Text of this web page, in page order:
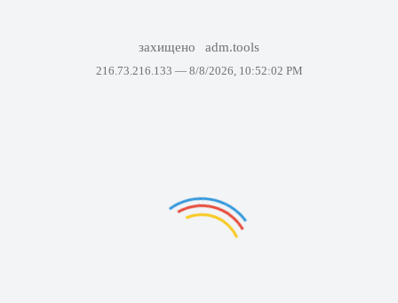
захищено adm.tools
216.73.216.133 — 8/8/2026, 10:52:02 PM